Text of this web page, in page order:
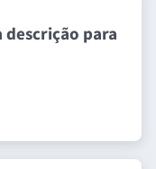
descrição para